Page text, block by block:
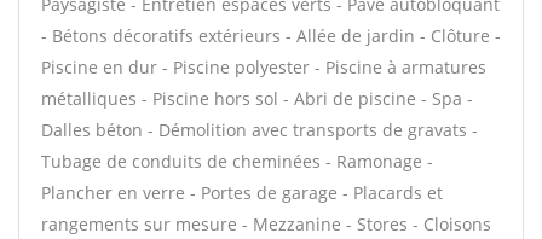
- Bétons décoratifs extérieurs - Allée de jardin - Clôture -
Piscine en dur - Piscine polyester - Piscine à armatures
métalliques - Piscine hors sol - Abri de piscine - Spa -
Dalles béton - Démolition avec transports de gravats -
Tubage de conduits de cheminées - Ramonage -
Plancher en verre - Portes de garage - Placards et
rangements sur mesure - Mezzanine - Stores - Cloisons